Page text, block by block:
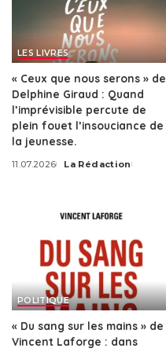
LES LIVRES
« Ceux que nous serons » de
Delphine Giraud : Quand
l’imprévisible percute de
plein fouet l’insouciance de
la jeunesse.
11.07.2026
Posted
La Rédaction
POLITIQUE
« Du sang sur les mains » de
Vincent Laforge : dans